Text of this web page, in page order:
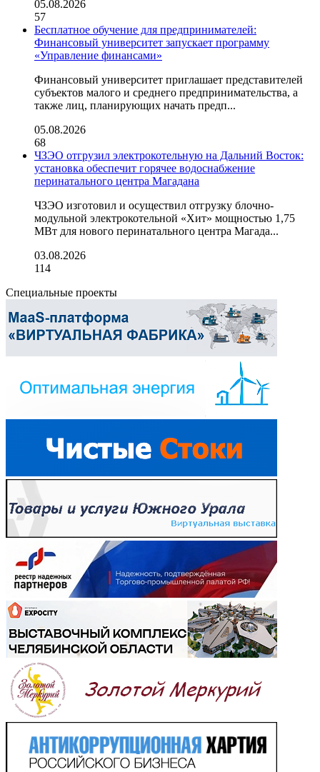
05.08.2026
57
Бесплатное обучение для предпринимателей:
Финансовый университет запускает программу
«Управление финансами»
Финансовый университет приглашает представителей
субъектов малого и среднего предпринимательства, а
также лиц, планирующих начать предп...
05.08.2026
68
ЧЗЭО отгрузил электрокотельную на Дальний Восток:
установка обеспечит горячее водоснабжение
перинатального центра Магадана
ЧЗЭО изготовил и осуществил отгрузку блочно-
модульной электрокотельной «Хит» мощностью 1,75
МВт для нового перинатального центра Магада...
03.08.2026
114
Специальные проекты